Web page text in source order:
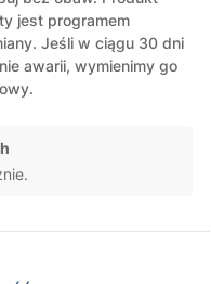
jest programem
Jeśli w ciągu 30 dni
awarii, wymienimy go